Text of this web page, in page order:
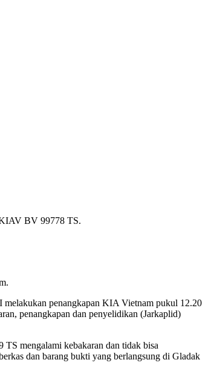
BV 99778 TS.
penangkapan KIA Vietnam pukul 12.20
penangkapan dan penyelidikan (Jarkaplid)
mengalami kebakaran dan tidak bisa
dan barang bukti yang berlangsung di Gladak